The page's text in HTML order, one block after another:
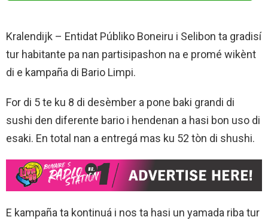
Kralendijk – Entidat Públiko Boneiru i Selibon ta gradisí
tur habitante pa nan partisipashon na e promé wikènt
di e kampaña di Bario Limpi.
For di 5 te ku 8 di desèmber a pone baki grandi di
sushi den diferente bario i hendenan a hasi bon uso di
esaki. En total nan a entregá mas ku 52 tòn di shushi.
E kampaña ta kontinuá i nos ta hasi un yamada riba tur